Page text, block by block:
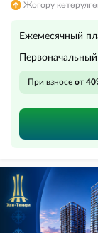
Жогору
Ежемесячный
При взносе от